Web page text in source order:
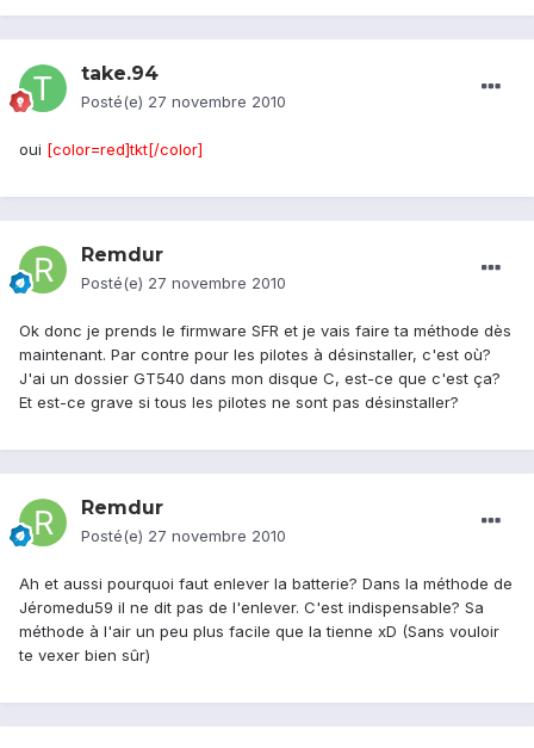
take.94
Posté(e) 27 novembre 2010
oui [color=red]tkt[/color]
Remdur
Posté(e) 27 novembre 2010
Ok donc je prends le firmware SFR et je vais faire ta méthode dès
maintenant. Par contre pour les pilotes à désinstaller, c'est où?
J'ai un dossier GT540 dans mon disque C, est-ce que c'est ça?
Et est-ce grave si tous les pilotes ne sont pas désinstaller?
Remdur
Posté(e) 27 novembre 2010
Ah et aussi pourquoi faut enlever la batterie? Dans la méthode de
Jéromedu59 il ne dit pas de l'enlever. C'est indispensable? Sa
méthode à l'air un peu plus facile que la tienne xD (Sans vouloir
te vexer bien sûr)